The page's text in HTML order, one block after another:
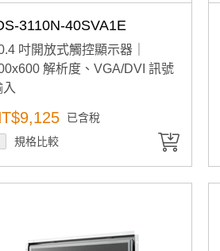
3110N-40SVA1E
吋開放式觸控顯示器｜
解析度、VGA/DVI 訊號
已含稅
規格比較